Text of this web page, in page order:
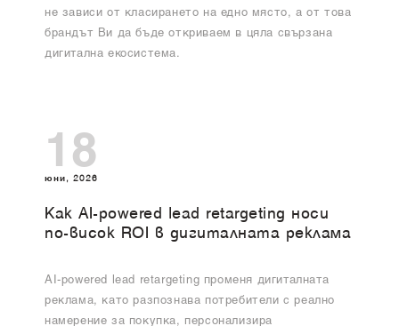
не зависи от класирането на едно място, а от това
брандът Ви да бъде откриваем в цяла свързана
дигитална екосистема.
18
юни, 2026
Как AI-powered lead retargeting носи
по-висок ROI в дигиталната реклама
AI-powered lead retargeting променя дигиталната
реклама, като разпознава потребители с реално
намерение за покупка, персонализира